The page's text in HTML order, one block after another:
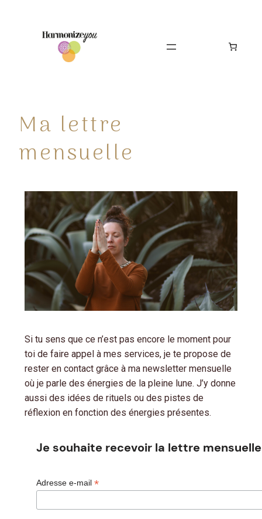
Ma lettre
mensuelle
Si tu sens que ce n’est pas encore le moment pour
toi de faire appel à mes services, je te propose de
rester en contact grâce à ma newsletter mensuelle
où je parle des énergies de la pleine lune. J’y donne
aussi des idées de rituels ou des pistes de
réflexion en fonction des énergies présentes.
Je souhaite recevoir la lettre mensuelle
Adresse e-mail *